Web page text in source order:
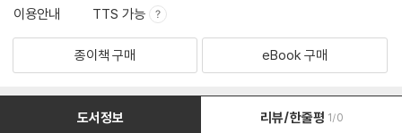
이용안내 TTS 가능
종이책 구매 eBook 구매
도서정보 리뷰/한줄평 1/0